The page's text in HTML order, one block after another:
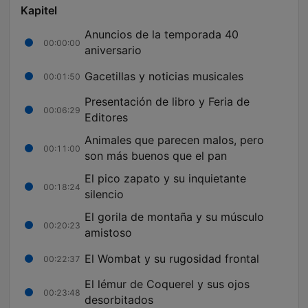
Kapitel
00:00:00
Anuncios de la temporada 40
aniversario
00:01:50 Gacetillas y noticias musicales
00:06:29
Presentación de libro y Feria de
Editores
00:11:00
Animales que parecen malos, pero
son más buenos que el pan
00:18:24
El pico zapato y su inquietante
silencio
00:20:23
El gorila de montaña y su músculo
amistoso
00:22:37 El Wombat y su rugosidad frontal
00:23:48
El lémur de Coquerel y sus ojos
desorbitados